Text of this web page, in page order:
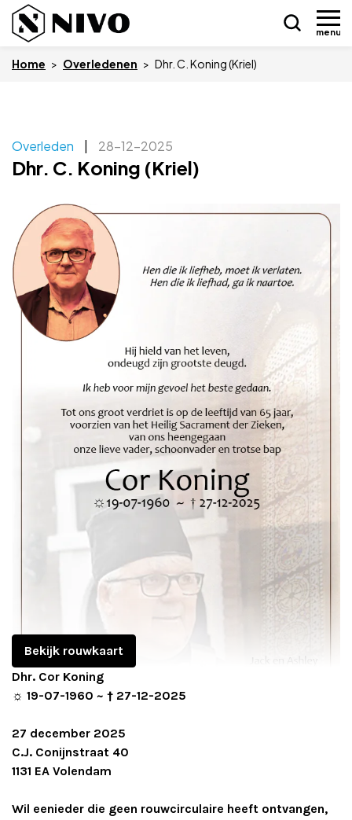
menu
to
content
Nieuws
Zakelijk
Overledenen
Overige
Vacatures
Adreswijziging
Home > Overledenen > Dhr. C. Koning (Kriel)
Overleden | 28-12-2025
Dhr. C. Koning (Kriel)
Bekijk rouwkaart
Dhr. Cor Koning
☼ 19-07-1960 ~ † 27-12-2025
27 december 2025
C.J. Conijnstraat 40
1131 EA Volendam
Wil eenieder die geen rouwcirculaire heeft ontvangen,